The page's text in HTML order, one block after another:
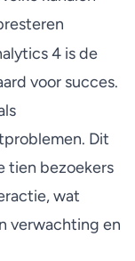
4 is de
voor succes.
Dit
tien bezoekers
wat
verwachting en